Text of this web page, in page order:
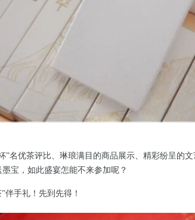
”名优茶评比、琳琅满目的商品展示、精彩纷呈的
宝，如此盛宴怎能不来参加呢？
伴手礼！先到先得！